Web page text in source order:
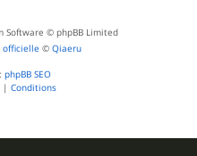
Software © phpBB Limited
officielle © Qiaeru
phpBB SEO
| Conditions